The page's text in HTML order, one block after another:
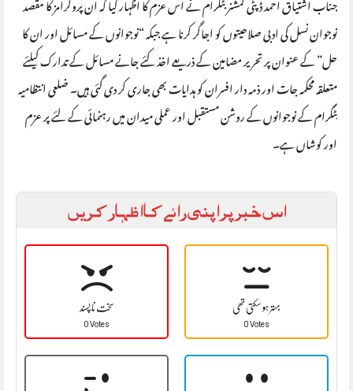
نوجوان نسل کی ادبی صلاحیتوں کو اجاگر کرنا ہے جبکہ “نوجوانوں کے مسائل اور ان کا
حل” کے عنوان پر تحریر مضامین کے ذریعے اخذ کئے جانے مسائل کے تدارک کیلئے
متعلقہ محکمہ جات اور ذمہ دار افسران کو ہدایات بھی جاری کر دی گئی ہیں۔ ضلعی انتظامیہ
بٹگرام کے نوجوانوں کے روشن مستقبل اور عملی میدان میں رہنمائی کے لئے پر عزم
اور کوشاں ہے۔
اس خبر پر اپنی رائے کا اظہار کریں
سخت نا پسند
0 Votes
بہتر ہو سکتی تھی
0 Votes